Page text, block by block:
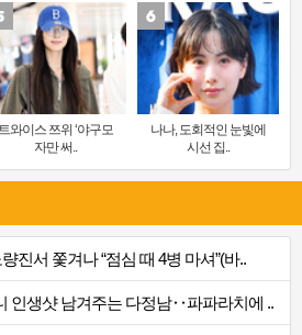
트와이스 쯔위 ‘야구모
자만 써..
나나, 도회적인 눈빛에
시선 집..
진서 쫓겨나 “점심 때 4병 마셔”(바..
인생샷 남겨주는 다정남‥파파라치에 ..